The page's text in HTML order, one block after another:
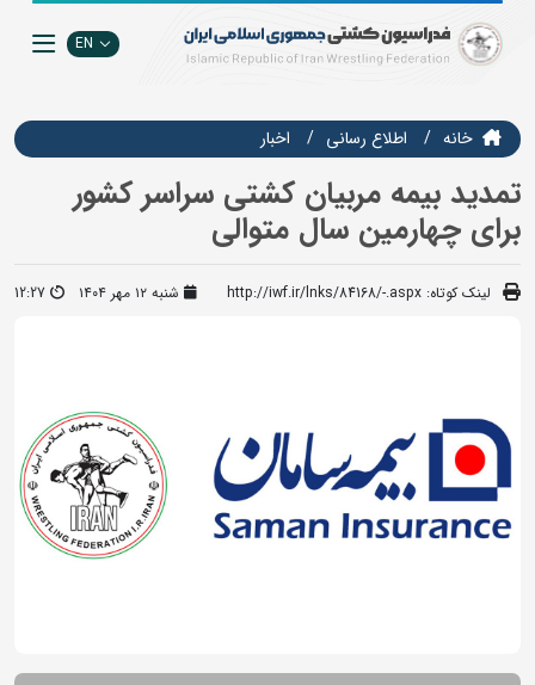
EN
خانه اطلاع رسانی اخبار
تمدید بیمه مربیان کشتی سراسر کشور
برای چهارمین سال متوالی
لینک کوتاه: http://iwf.ir/lnks/84168/-.aspx شنبه ۱۲ مهر ۱۴۰۴ 12:27